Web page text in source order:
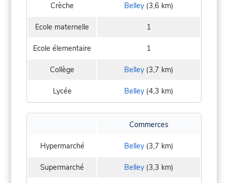
Crèche Belley(3,6 km)
Ecole maternelle 1
Ecole élementaire 1
Collège Belley(3,7 km)
Lycée Belley(4,3 km)
Commerces
Hypermarché Belley(3,7 km)
Supermarché Belley(3,3 km)